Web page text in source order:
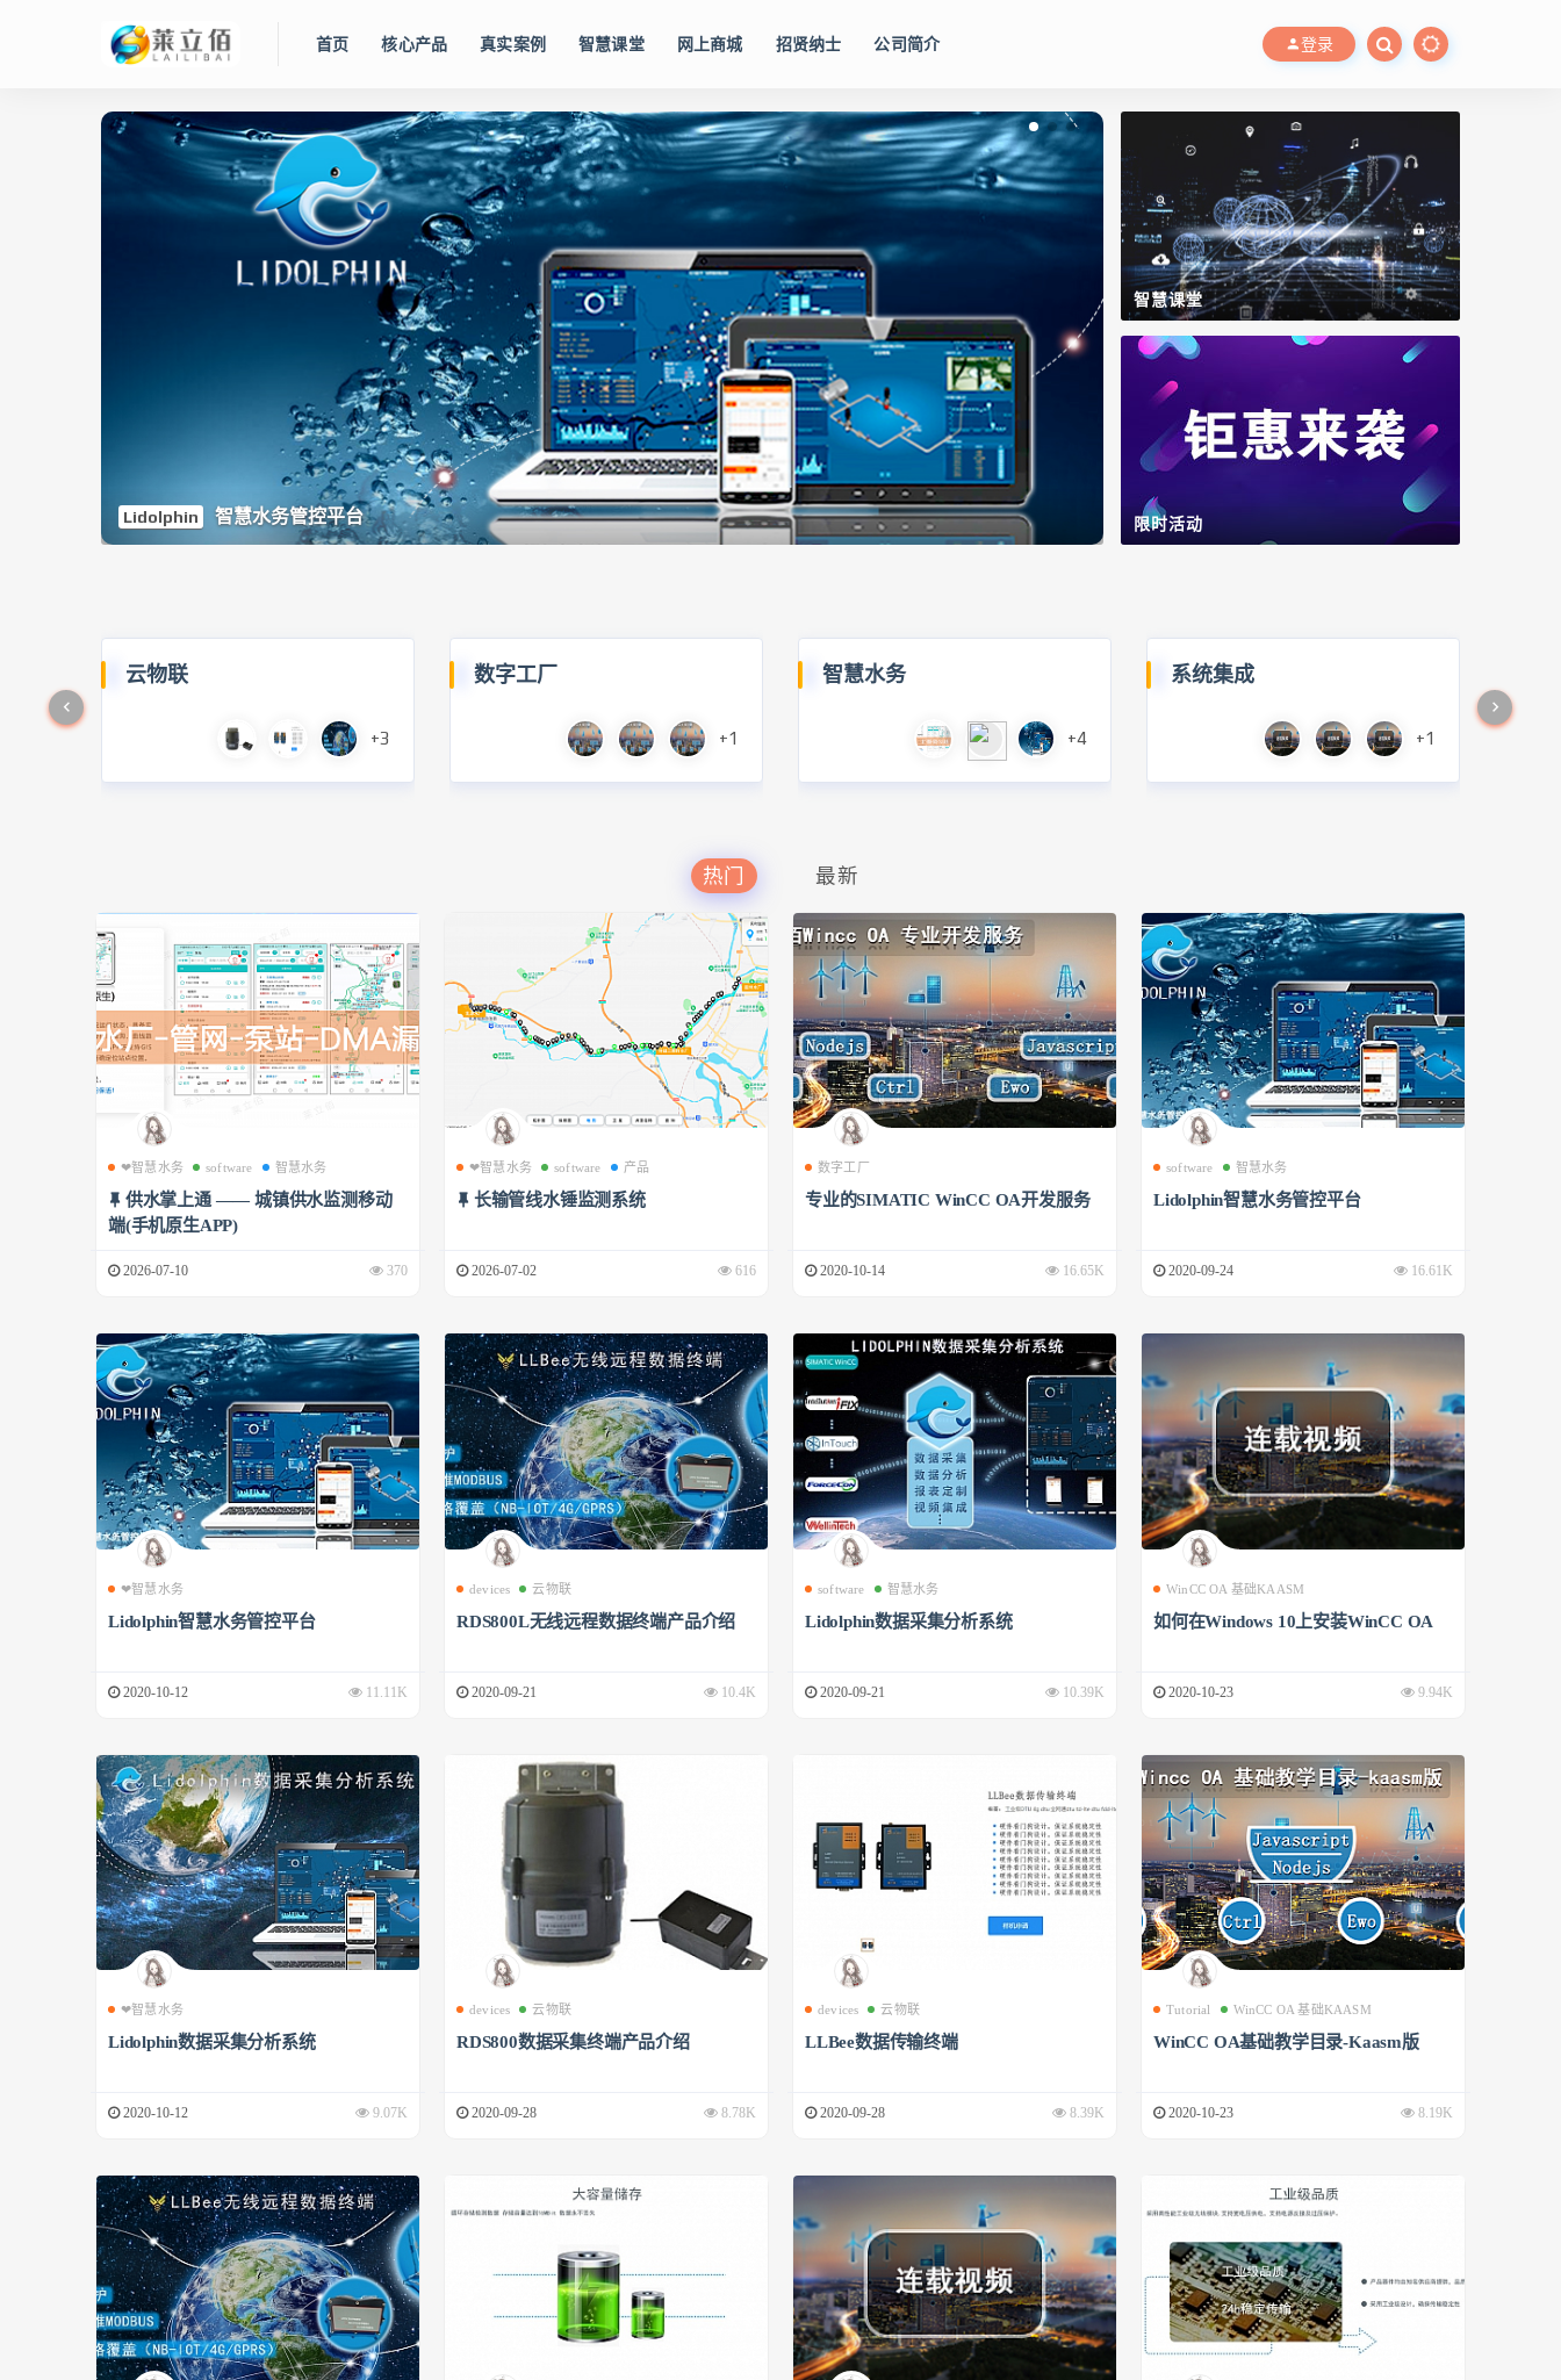
首页 核心产品 真实案例 智慧课堂 网上商城 招贤纳士 公司简介 登录
Lidolphin 智慧水务管控平台
智慧课堂
限时活动
云物联
+3
数字工厂
+1
智慧水务
+4
系统集成
+1
热门 最新
❤智慧水务 software 智慧水务
供水掌上通 —— 城镇供水监测移动
端(手机原生APP)
2026-07-10 370
❤智慧水务 software 产品
长输管线水锤监测系统
2026-07-02 616
数字工厂
专业的SIMATIC WinCC OA开发服务
2020-10-14 16.65K
software 智慧水务
Lidolphin智慧水务管控平台
2020-09-24 16.61K
❤智慧水务
Lidolphin智慧水务管控平台
2020-10-12 11.11K
devices 云物联
RDS800L无线远程数据终端产品介绍
2020-09-21 10.4K
software 智慧水务
Lidolphin数据采集分析系统
2020-09-21 10.39K
WinCC OA 基础KAASM
如何在Windows 10上安装WinCC OA
2020-10-23 9.94K
❤智慧水务
Lidolphin数据采集分析系统
2020-10-12 9.07K
devices 云物联
RDS800数据采集终端产品介绍
2020-09-28 8.78K
devices 云物联
LLBee数据传输终端
2020-09-28 8.39K
Tutorial WinCC OA 基础KAASM
WinCC OA基础教学目录-Kaasm版
2020-10-23 8.19K